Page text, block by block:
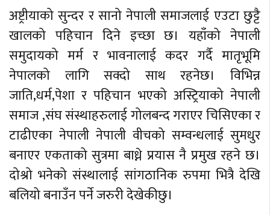
अष्ट्रीयाको सुन्दर र सानो नेपाली समाजलाई एउटा छुट्टै
खालको पहिचान दिने इच्छा छ। यहाँको नेपाली
समुदायको मर्म र भावनालाई कदर गर्दै मातृभूमि
नेपालको लागि सक्दो साथ रहनेछ। विभिन्न
जाति,धर्म,पेशा र पहिचान भएको अस्ट्रियाको नेपाली
समाज ,संघ संस्थाहरुलाई गोलबन्द गराएर चिसिएका र
टाढीएका नेपाली नेपाली वीचको सम्वन्धलाई सुमधुर
बनाएर एकताको सुत्रमा बाध्ने प्रयास नै प्रमुख रहने छ।
दोश्रो भनेको संस्थालाई सांगठानिक रुपमा भित्रै देखि
बलियो बनाउँन पर्ने जरुरी देखेकीछु।